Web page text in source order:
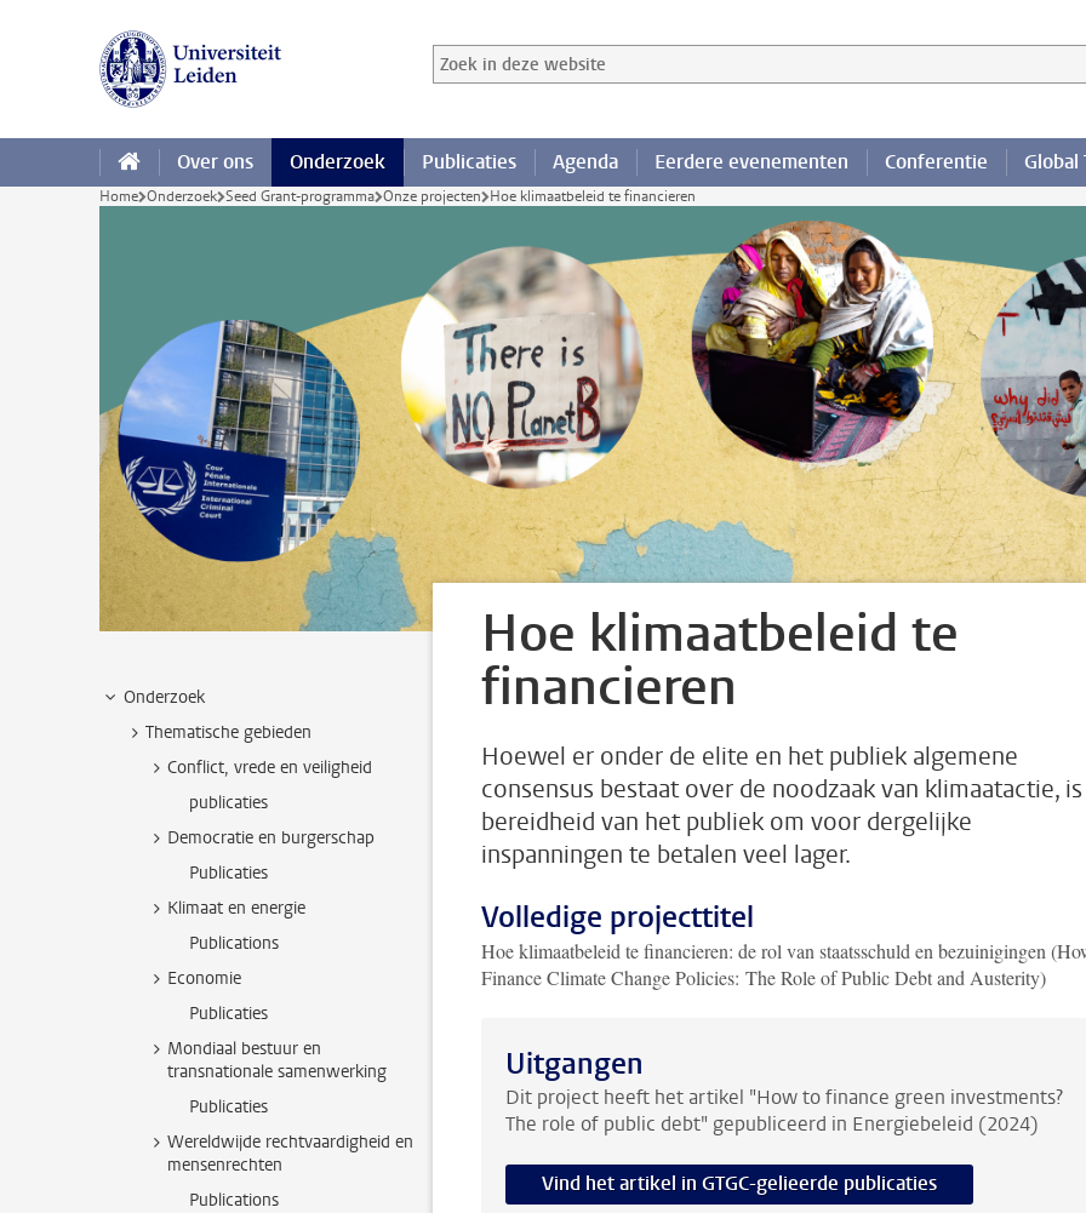
Zoek in deze website
Zoekterm
Over ons Onderzoek Publicaties Agenda Eerdere evenementen Conferentie Global
Home Onderzoek Seed Grant-programma Onze projecten Hoe klimaatbeleid te financieren
Onderzoek
Thematische gebieden
Conflict, vrede en veiligheid
publicaties
Democratie en burgerschap
Publicaties
Klimaat en energie
Publications
Economie
Publicaties
Mondiaal bestuur en
transnationale samenwerking
Publicaties
Wereldwijde rechtvaardigheid en
mensenrechten
Publications
Hoe klimaatbeleid te
financieren
Hoewel er onder de elite en het publiek algemene
consensus bestaat over de noodzaak van klimaatactie,
bereidheid van het publiek om voor dergelijke
inspanningen te betalen veel lager.
Volledige projecttitel
Hoe klimaatbeleid te financieren: de rol van staatsschuld en bezuinigingen
Finance Climate Change Policies: The Role of Public Debt and Austerity)
Uitgangen
Dit project heeft het artikel "How to finance green investments?
The role of public debt" gepubliceerd in Energiebeleid (2024)
Vind het artikel in GTGC-gelieerde publicaties